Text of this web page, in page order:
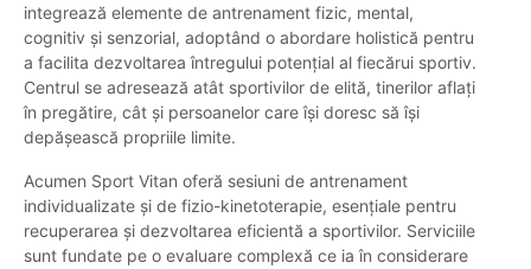
integrează elemente de antrenament fizic, mental,
cognitiv și senzorial, adoptând o abordare holistică pentru
a facilita dezvoltarea întregului potențial al fiecărui sportiv.
Centrul se adresează atât sportivilor de elită, tinerilor aflați
în pregătire, cât și persoanelor care își doresc să își
depășească propriile limite.
Acumen Sport Vitan oferă sesiuni de antrenament
individualizate și de fizio-kinetoterapie, esențiale pentru
recuperarea și dezvoltarea eficientă a sportivilor. Serviciile
sunt fundate pe o evaluare complexă ce ia în considerare